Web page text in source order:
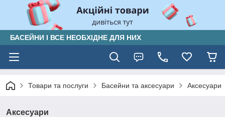
БАСЕЙНИ І ВСЕ НЕОБХІДНЕ ДЛЯ НИХ
Товари та послуги Басейни та аксесуари Аксесуари
Аксесуари